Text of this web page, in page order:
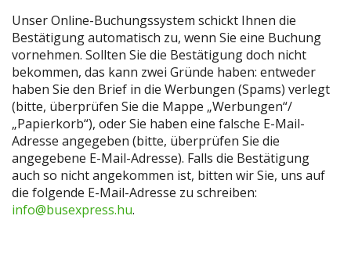
Unser Online-Buchungssystem schickt Ihnen die
Bestätigung automatisch zu, wenn Sie eine Buchung
vornehmen. Sollten Sie die Bestätigung doch nicht
bekommen, das kann zwei Gründe haben: entweder
haben Sie den Brief in die Werbungen (Spams) verlegt
(bitte, überprüfen Sie die Mappe „Werbungen“/
„Papierkorb“), oder Sie haben eine falsche E-Mail-
Adresse angegeben (bitte, überprüfen Sie die
angegebene E-Mail-Adresse). Falls die Bestätigung
auch so nicht angekommen ist, bitten wir Sie, uns auf
die folgende E-Mail-Adresse zu schreiben:
info@busexpress.hu.